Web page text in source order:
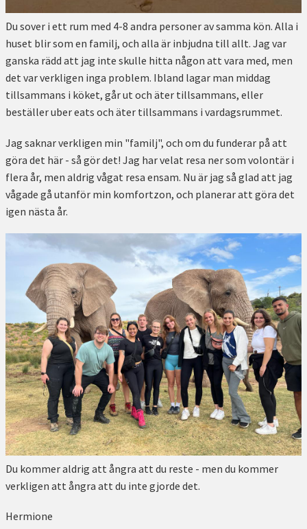
Du sover i ett rum med 4-8 andra personer av samma kön. Alla i
huset blir som en familj, och alla är inbjudna till allt. Jag var
ganska rädd att jag inte skulle hitta någon att vara med, men
det var verkligen inga problem. Ibland lagar man middag
tillsammans i köket, går ut och äter tillsammans, eller
beställer uber eats och äter tillsammans i vardagsrummet.
Jag saknar verkligen min "familj", och om du funderar på att
göra det här - så gör det! Jag har velat resa ner som volontär i
flera år, men aldrig vågat resa ensam. Nu är jag så glad att jag
vågade gå utanför min komfortzon, och planerar att göra det
igen nästa år.
Du kommer aldrig att ångra att du reste - men du kommer
verkligen att ångra att du inte gjorde det.
Hermione